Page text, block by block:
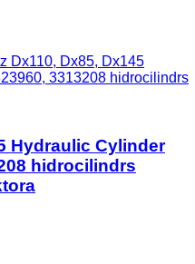
Dx110, Dx85, Dx145
3313208 hidrocilindrs
Hydraulic Cylinder
hidrocilindrs